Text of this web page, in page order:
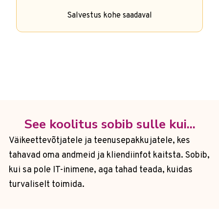
Salvestus kohe saadaval
See koolitus sobib sulle kui...
Väikeettevõtjatele ja teenusepakkujatele, kes
tahavad oma andmeid ja kliendiinfot kaitsta. Sobib,
kui sa pole IT-inimene, aga tahad teada, kuidas
turvaliselt toimida.